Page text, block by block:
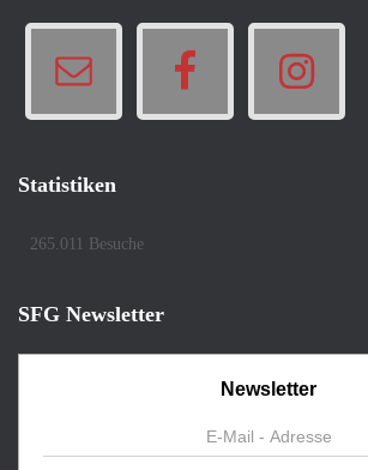
Statistiken
265.011 Besuche
SFG Newsletter
Newsletter